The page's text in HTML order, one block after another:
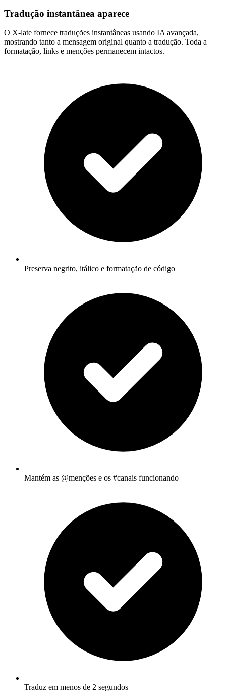
Tradução instantânea aparece
O X-late fornece traduções instantâneas usando IA avançada,
mostrando tanto a mensagem original quanto a tradução. Toda a
formatação, links e menções permanecem intactos.
Preserva negrito, itálico e formatação de código
Mantém as @menções e os #canais funcionando
Traduz em menos de 2 segundos